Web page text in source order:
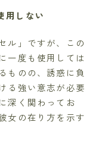
用しない
ル」ですが、この
一度も使用しては
ものの、誘惑に負
る強い意志が必要
深く関わってお
女の在り方を示す